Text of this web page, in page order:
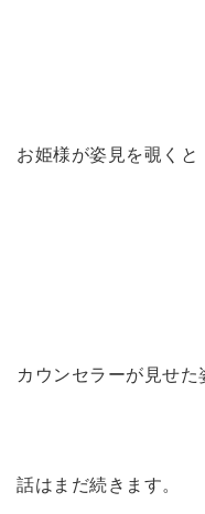
お姫様が姿見を覗くと
カウンセラーが見せた
話はまだ続きます。